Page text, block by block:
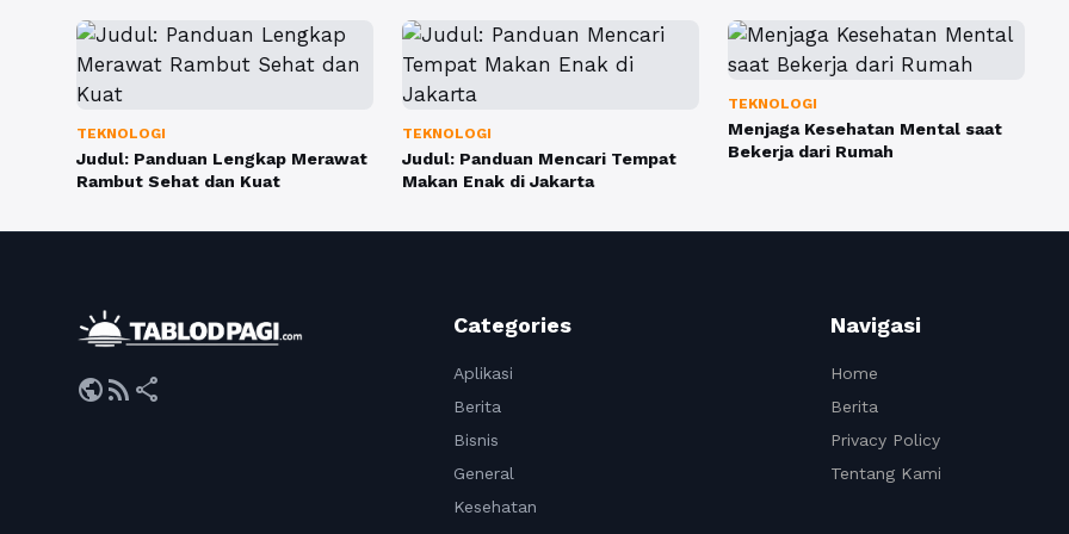
TEKNOLOGI
Judul: Panduan Lengkap Merawat
Rambut Sehat dan Kuat
TEKNOLOGI
Judul: Panduan Mencari Tempat
Makan Enak di Jakarta
TEKNOLOGI
Menjaga Kesehatan Mental saat
Bekerja dari Rumah
publicrss_feed share
Categories
Aplikasi
Berita
Bisnis
General
Kesehatan
Navigasi
Home
Berita
Privacy Policy
Tentang Kami